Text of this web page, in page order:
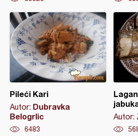
Pileći Kari
Autor: Dubravka
Belogrlic
6483
Autor: